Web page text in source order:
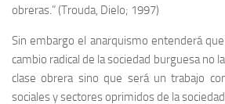
obreras.” (Trouda, Dielo; 1997)
Sin embargo el anarquismo entenderá
cambio radical de la sociedad burguesa no
clase obrera sino que será un trabajo
sociales y sectores oprimidos de la